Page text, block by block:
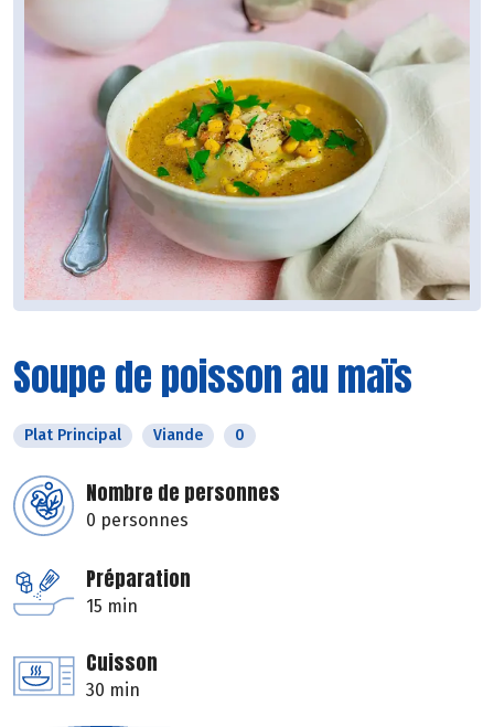
Soupe de poisson au maïs
Plat Principal Viande 0
Nombre de personnes
0 personnes
Préparation
15 min
Cuisson
30 min